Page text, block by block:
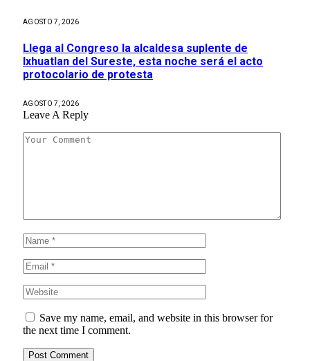
AGOSTO 7, 2026
Llega al Congreso la alcaldesa suplente de
Ixhuatlan del Sureste, esta noche será el acto
protocolario de protesta
AGOSTO 7, 2026
Leave A Reply
Save my name, email, and website in this browser for
the next time I comment.